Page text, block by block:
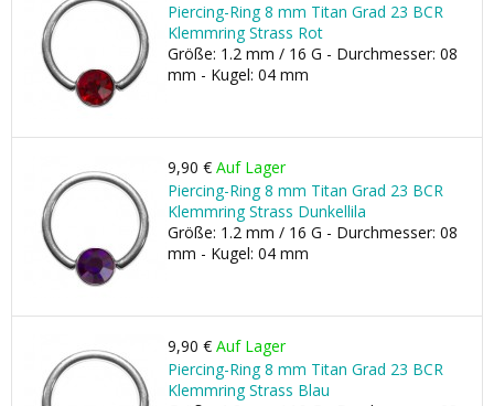
Piercing-Ring 8 mm Titan Grad 23 BCR
Klemmring Strass Rot
Größe: 1.2 mm / 16 G - Durchmesser: 08
mm - Kugel: 04 mm
9,90 € Auf Lager
Piercing-Ring 8 mm Titan Grad 23 BCR
Klemmring Strass Dunkellila
Größe: 1.2 mm / 16 G - Durchmesser: 08
mm - Kugel: 04 mm
9,90 € Auf Lager
Piercing-Ring 8 mm Titan Grad 23 BCR
Klemmring Strass Blau